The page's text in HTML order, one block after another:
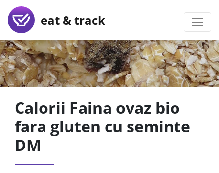
eat & track
Calorii Faina ovaz bio
fara gluten cu seminte
DM